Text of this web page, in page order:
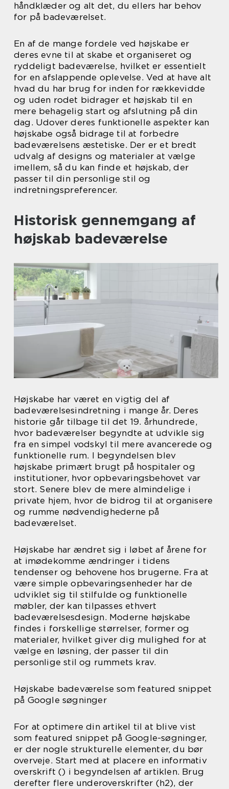
håndklæder og alt det, du ellers har behov
for på badeværelset.
En af de mange fordele ved højskabe er
deres evne til at skabe et organiseret og
ryddeligt badeværelse, hvilket er essentielt
for en afslappende oplevelse. Ved at have alt
hvad du har brug for inden for rækkevidde
og uden rodet bidrager et højskab til en
mere behagelig start og afslutning på din
dag. Udover deres funktionelle aspekter kan
højskabe også bidrage til at forbedre
badeværelsens æstetiske. Der er et bredt
udvalg af designs og materialer at vælge
imellem, så du kan finde et højskab, der
passer til din personlige stil og
indretningspreferencer.
Historisk gennemgang af
højskab badeværelse
Højskabe har været en vigtig del af
badeværelsesindretning i mange år. Deres
historie går tilbage til det 19. århundrede,
hvor badeværelser begyndte at udvikle sig
fra en simpel vodskyl til mere avancerede og
funktionelle rum. I begyndelsen blev
højskabe primært brugt på hospitaler og
institutioner, hvor opbevaringsbehovet var
stort. Senere blev de mere almindelige i
private hjem, hvor de bidrog til at organisere
og rumme nødvendighederne på
badeværelset.
Højskabe har ændret sig i løbet af årene for
at imødekomme ændringer i tidens
tendenser og behovene hos brugerne. Fra at
være simple opbevaringsenheder har de
udviklet sig til stilfulde og funktionelle
møbler, der kan tilpasses ethvert
badeværelsesdesign. Moderne højskabe
findes i forskellige størrelser, former og
materialer, hvilket giver dig mulighed for at
vælge en løsning, der passer til din
personlige stil og rummets krav.
Højskabe badeværelse som featured snippet
på Google søgninger
For at optimere din artikel til at blive vist
som featured snippet på Google-søgninger,
er der nogle strukturelle elementer, du bør
overveje. Start med at placere en informativ
overskrift () i begyndelsen af artiklen. Brug
derefter flere underoverskrifter (h2), der